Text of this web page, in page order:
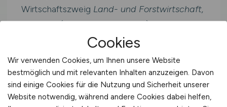
Wirtschaftszweig Land- und Forstwirtschaft,
Fischerei(WZ-2008 Sektion A). Inklusive
Sonderzahlungen.
Westdeutschlan
41.079
€/Jahr
≈ 3.423
€/Monat
Cookies
Wir verwenden Cookies, um Ihnen unsere Website
bestmöglich und mit relevanten Inhalten anzuzeigen. Davon
sind einige Cookies für die Nutzung und Sicherheit unserer
Website notwendig, während andere Cookies dabei helfen,